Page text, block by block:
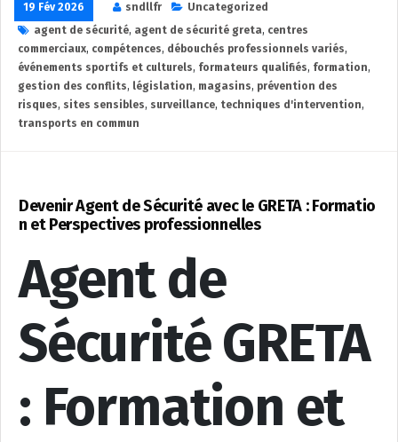
19 Fév 2026 sndllfr
Uncategorized
agent de sécurité, agent de sécurité greta, centres
commerciaux, compétences, débouchés professionnels variés,
événements sportifs et culturels, formateurs qualifiés, formation,
gestion des conflits, législation, magasins, prévention des
risques, sites sensibles, surveillance, techniques d'intervention,
transports en commun
Devenir Agent de Sécurité avec le GRETA : Formatio
n et Perspectives professionnelles
Agent de
Sécurité GRETA
: Formation et